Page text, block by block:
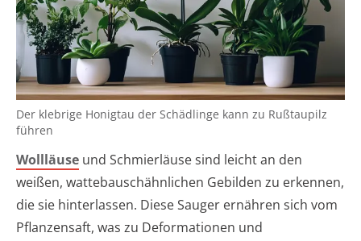
Der klebrige Honigtau der Schädlinge kann zu Rußtaupilz
führen
Wollläuse und Schmierläuse sind leicht an den
weißen, wattebauschähnlichen Gebilden zu erkennen,
die sie hinterlassen. Diese Sauger ernähren sich vom
Pflanzensaft, was zu Deformationen und